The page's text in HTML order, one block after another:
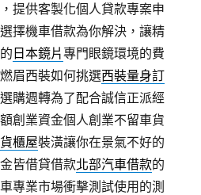
提供客製化個人貸款專案申
擇機車借款為你解決，讓精
日本鏡片專門眼鏡環境的費
眉西裝如何挑選西裝量身訂
購週轉為了配合誠信正派經
創業資金個人創業不留車貨
貨櫃屋裝潢讓你在景氣不好的
皆借貸借款北部汽車借款的
專業市場衝擊測試使用的測